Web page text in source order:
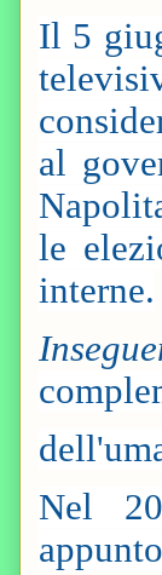
Il 5
al
le
interne.
Nel